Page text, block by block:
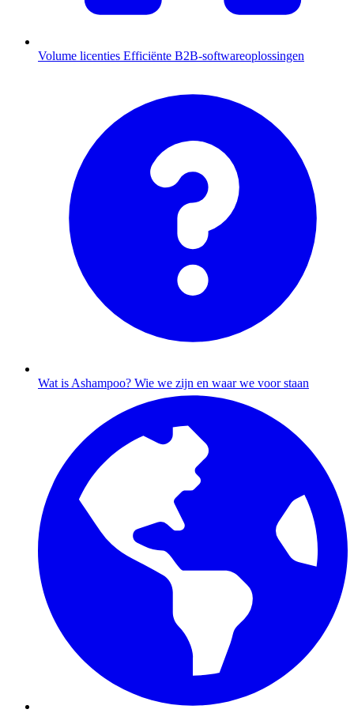
Volume licenties Efficiënte B2B-softwareoplossingen
Wat is Ashampoo? Wie we zijn en waar we voor staan